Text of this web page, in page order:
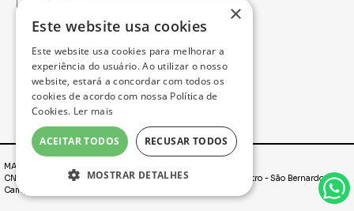
MAXFESTA | É FESTA O ANO TODO! © 2025
CNPJ: 00.655.657/0001-97. Rua Marechal Deodoro, 2431, Centro - São Bernardo do
Campo / SP - CEP: 09710-193
×
Este website usa cookies
Este website usa cookies para melhorar a
experiência do usuário. Ao utilizar o nosso
website, estará a concordar com todos os
cookies de acordo com nossa Política de
Cookies. Ler mais
ACEITAR TODOS RECUSAR TODOS
MOSTRAR DETALHES